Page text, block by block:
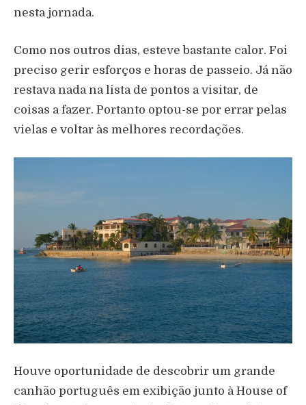
nesta jornada.
Como nos outros dias, esteve bastante calor. Foi
preciso gerir esforços e horas de passeio. Já não
restava nada na lista de pontos a visitar, de
coisas a fazer. Portanto optou-se por errar pelas
vielas e voltar às melhores recordações.
Houve oportunidade de descobrir um grande
canhão português em exibição junto à House of